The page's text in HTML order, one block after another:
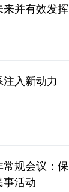
并有效发挥
入新动力
规会议：保
事活动